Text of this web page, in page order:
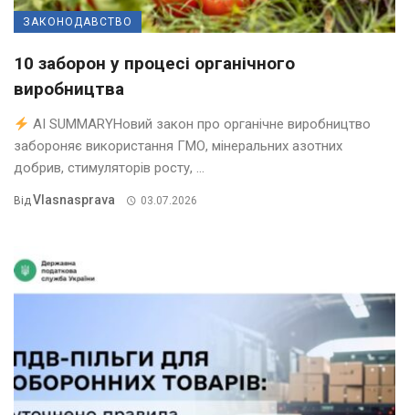
ЗАКОНОДАВСТВО
10 заборон у процесі органічного
виробництва
AI SUMMARYНовий закон про органічне виробництво
забороняє використання ГМО, мінеральних азотних
добрив, стимуляторів росту, ...
ВідVlasnasprava 03.07.2026